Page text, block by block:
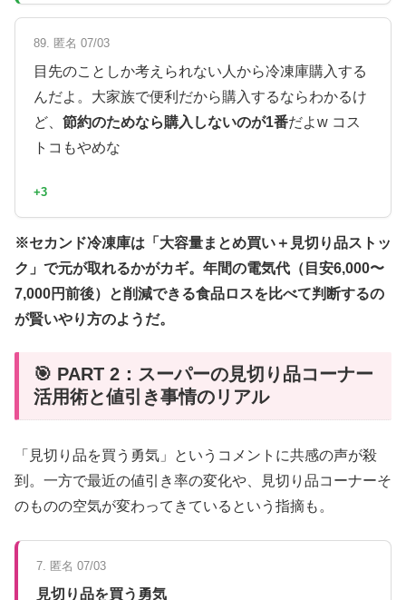
89. 匿名 07/03
目先のことしか考えられない人から冷凍庫購入する
んだよ。大家族で便利だから購入するならわかるけ
ど、 節約のためなら購入しないのが1番だよw コス
トコもやめな
+3
※セカンド冷凍庫は「大容量まとめ買い＋見切り品ストッ
ク」で元が取れるかがカギ。年間の電気代（目安6,000〜
7,000円前後）と削減できる食品ロスを比べて判断するの
が賢いやり方のようだ。
🎯 PART 2：スーパーの見切り品コーナー
活用術と値引き事情のリアル
「見切り品を買う勇気」というコメントに共感の声が殺
到。一方で最近の値引き率の変化や、見切り品コーナーそ
のものの空気が変わってきているという指摘も。
7. 匿名 07/03
見切り品を買う勇気